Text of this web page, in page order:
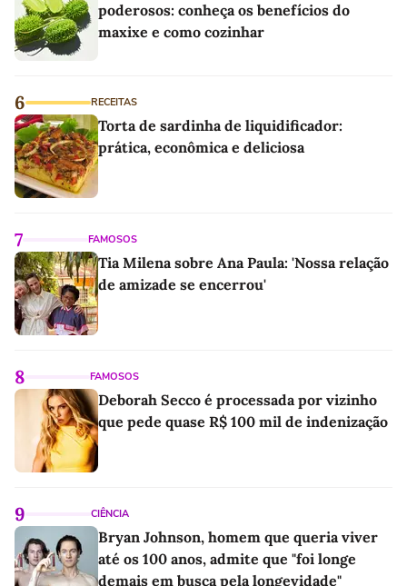
poderosos: conheça os benefícios do
maxixe e como cozinhar
6 RECEITAS
Torta de sardinha de liquidificador:
prática, econômica e deliciosa
7 FAMOSOS
Tia Milena sobre Ana Paula: 'Nossa relação
de amizade se encerrou'
8 FAMOSOS
Deborah Secco é processada por vizinho
que pede quase R$ 100 mil de indenização
9 CIÊNCIA
Bryan Johnson, homem que queria viver
até os 100 anos, admite que "foi longe
demais em busca pela longevidade"